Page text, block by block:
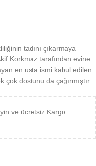
tadını çıkarmaya
Korkmaz tarafından evine
en usta ismi kabul edilen
dostunu da çağırmıştır.
ve ücretsiz Kargo